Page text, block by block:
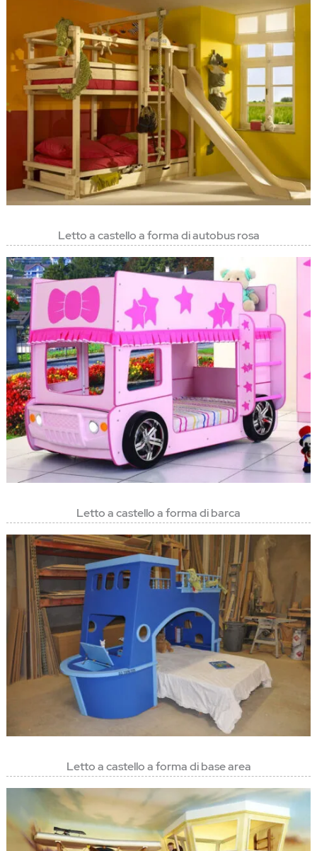
Letto a castello a forma di autobus rosa
Letto a castello a forma di barca
Letto a castello a forma di base area